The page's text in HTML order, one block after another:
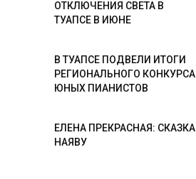
ОТКЛЮЧЕНИЯ СВЕТА В
ТУАПСЕ В ИЮНЕ
В ТУАПСЕ ПОДВЕЛИ ИТОГИ
РЕГИОНАЛЬНОГО КОНКУРСА
ЮНЫХ ПИАНИСТОВ
ЕЛЕНА ПРЕКРАСНАЯ: СКАЗКА
НАЯВУ